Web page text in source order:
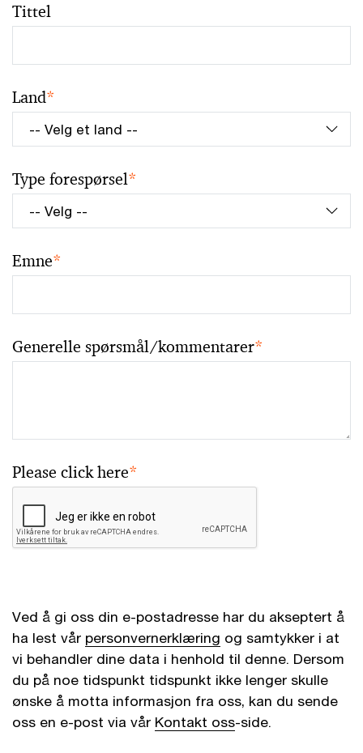
Tittel
Land*
Type forespørsel*
Emne*
Generelle spørsmål/kommentarer*
Please click here*
Ved å gi oss din e-postadresse har du akseptert å
ha lest vår personvernerklæring og samtykker i at
vi behandler dine data i henhold til denne. Dersom
du på noe tidspunkt tidspunkt ikke lenger skulle
ønske å motta informasjon fra oss, kan du sende
oss en e-post via vår Kontakt oss-side.